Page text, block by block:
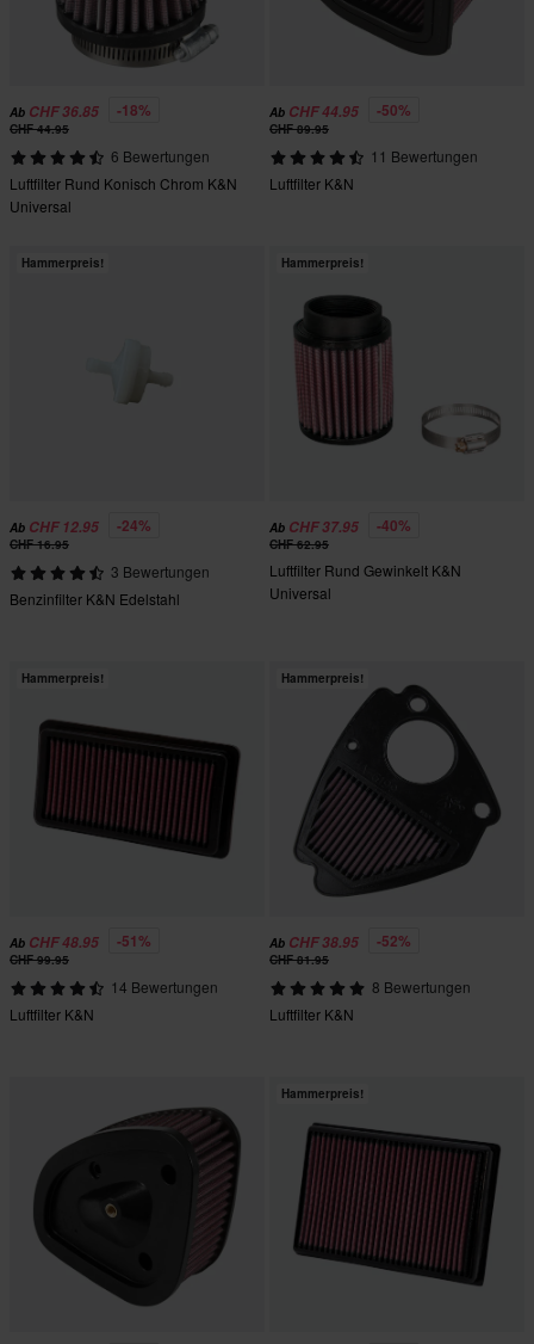
Ab CHF 36.85 -18%
CHF 44.95
6 Bewertungen
Luftfilter Rund Konisch Chrom K&N
Universal
Ab CHF 44.95 -50%
CHF 89.95
11 Bewertungen
Luftfilter K&N
Hammerpreis!
Ab CHF 12.95 -24%
CHF 16.95
3 Bewertungen
Benzinfilter K&N Edelstahl
Hammerpreis!
Ab CHF 37.95 -40%
CHF 62.95
Luftfilter Rund Gewinkelt K&N
Universal
Hammerpreis!
Ab CHF 48.95 -51%
CHF 99.95
14 Bewertungen
Luftfilter K&N
Hammerpreis!
Ab CHF 38.95 -52%
CHF 81.95
8 Bewertungen
Luftfilter K&N
Hammerpreis!